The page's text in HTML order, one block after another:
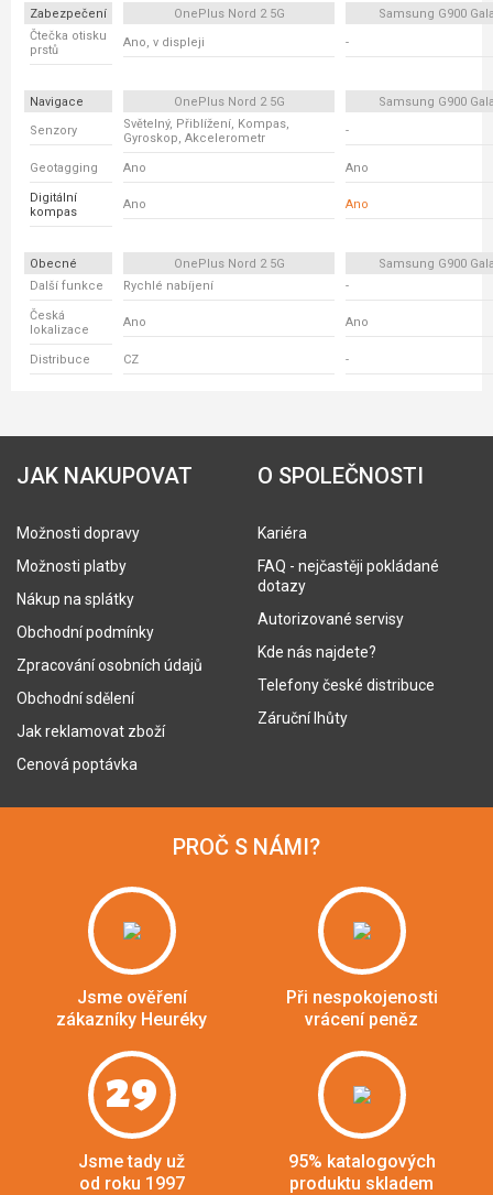
Zabezpečení OnePlus Nord 2 5G
Samsung G900
Čtečka otisku
prstů
Ano, v displeji -
Navigace OnePlus Nord 2 5G
Samsung G900
Senzory
Světelný, Přiblížení, Kompas,
Gyroskop, Akcelerometr
-
Geotagging Ano Ano
Digitální
kompas
Ano Ano
Obecné OnePlus Nord 2 5G
Samsung G900
Další funkce
Rychlé nabíjení -
Česká
lokalizace
Ano Ano
Distribuce CZ -
JAK NAKUPOVAT
Možnosti dopravy
Možnosti platby
Nákup na splátky
Obchodní podmínky
Zpracování osobních údajů
Obchodní sdělení
Jak reklamovat zboží
Cenová poptávka
O SPOLEČNOSTI
Kariéra
FAQ - nejčastěji pokládané
dotazy
Autorizované servisy
Kde nás najdete?
Telefony české distribuce
Záruční lhůty
PROČ S NÁMI?
Jsme ověření
zákazníky Heuréky
Při nespokojenosti
vrácení peněz
29
Jsme tady už
od roku 1997
95% katalogových
produktu skladem